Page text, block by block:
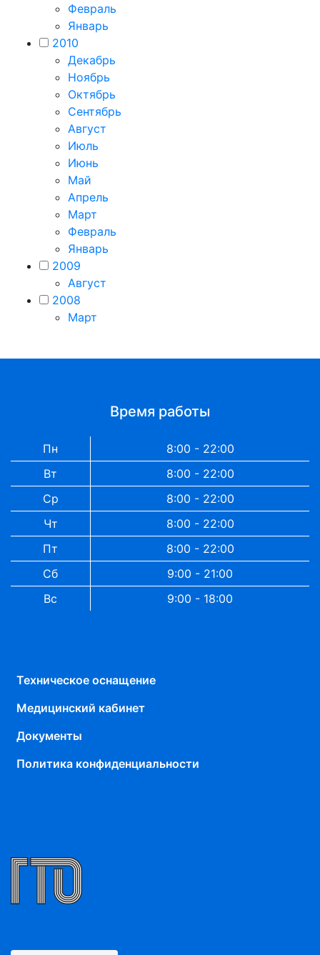
Февраль
Январь
2010
Декабрь
Ноябрь
Октябрь
Сентябрь
Август
Июль
Июнь
Май
Апрель
Март
Февраль
Январь
2009
Август
2008
Март
Время работы
Пн
8:00 - 22:00
Вт
8:00 - 22:00
Ср
8:00 - 22:00
Чт
8:00 - 22:00
Пт
8:00 - 22:00
Сб
9:00 - 21:00
Вс
9:00 - 18:00
Техническое оснащение
Медицинский кабинет
Документы
Политика конфиденциальности